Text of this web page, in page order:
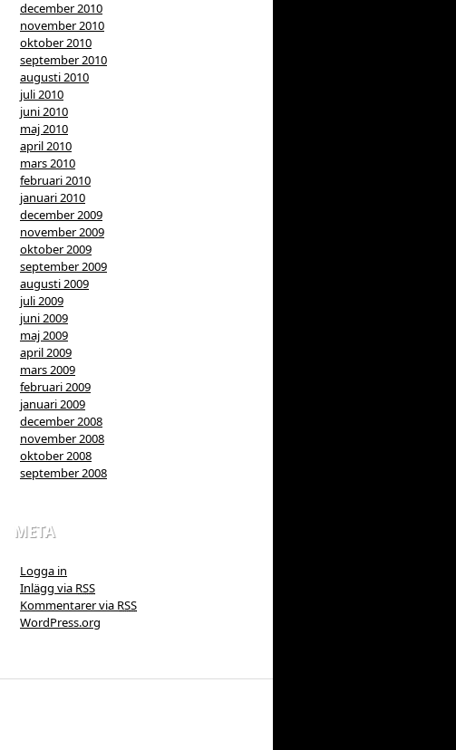
december 2010
november 2010
oktober 2010
september 2010
augusti 2010
juli 2010
juni 2010
maj 2010
april 2010
mars 2010
februari 2010
januari 2010
december 2009
november 2009
oktober 2009
september 2009
augusti 2009
juli 2009
juni 2009
maj 2009
april 2009
mars 2009
februari 2009
januari 2009
december 2008
november 2008
oktober 2008
september 2008
META
Logga in
Inlägg via RSS
Kommentarer via RSS
WordPress.org